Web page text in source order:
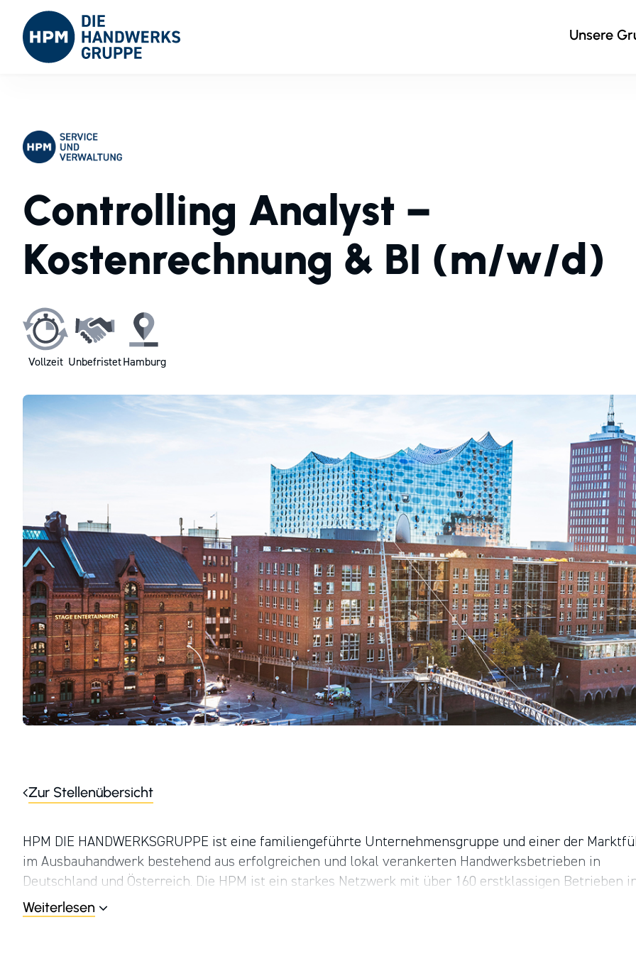
Unsere
Controlling Analyst –
Kostenrechnung & BI (m/w/d)
Vollzeit UnbefristetHamburg
Zur Stellenübersicht
HPM DIE HANDWERKSGRUPPE ist eine familien­geführte Unternehmens­gruppe und einer der
im Ausbau­handwerk bestehend aus erfolg­reichen und lokal verankerten Hand­werks­betrieben in
Deutschland und Österreich. Die HPM ist ein starkes Netzwerk mit über 160 erst­klassigen Betrieben
drei Sparten: Maler Fassade Ausbau, Technische Gebäude­ausrüstung sowie Fenster und Fassade. Über
Mitarbeiter, ein modernes Management und ein engagiertes Aus- und Fort­bildungs­programm sichern
Weiterlesen